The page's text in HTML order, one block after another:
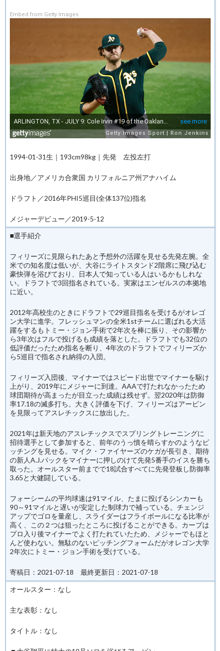
Embed from Getty Images
1994-01-31生｜193cm98kg｜先発 左投左打
出身地／アメリカ合衆国 カリフォルニア州アナハイム
ドラフト／2016年PHI5巡目(全体137位)指名
メジャーデビュー／2019-5-12
■選手紹介
フィリーズに見限られたあと予想外の活躍を見せる先発左腕。全
米での知名度は低いが、大谷にライトスタンド2階席に飛び込む
豪快弾を浴びており、日本人で知っている人はいるかもしれな
い。ドラフトで3回指名されている。実家はエンゼルスの本拠地
に近い。
2012年高校生のときにドラフトで29巡目指名を受けるがオレゴ
ン大学に進学。フレッシュマンの全米1stチームに選ばれる大活
躍をするもトミー・ジョン手術で2年次を棒に振り、その影響か
ら3年次はフルで投げるも成績を落とした。ドラフトでも32位の
低評価だったため指名を断り、4年次のドラフトでフィリーズか
ら5巡目で指名され納得の入団。
フィリーズ入団後、マイナーではスピード出世でマイナーを駆け
上がり、2019年にメジャーに到達。AAAで打たれなかったため
球団期待が高まったが目立った成績は残せず。翌2020年は防御
率17.18の滅多打ち。大きく評価を下げ、フィリーズはアービン
を見限ってアスレチックスに放出した。
2021年は新天地のアスレチックスでスプリングトレーニングに
招待選手として参加すると、前年のうっ憤を晴らすかのようなピ
ッチングを見せる。マイク・ファイヤーズのケガが長引き、期待
の新人A.J.パックをマイナーに押しのけて先発5番手のイスを勝ち
取った。オールスター前までで18試合すべてに先発登板し防御率
3.65と大健闘している。
フォーシームの平均球速は91マイル、たまに投げるシンカーも
90～91マイルと遅いが安定した制球力で補っている。チェンジ
アップでゴロを量産し、スライダーはフライボールになる比率が
高く、この２つは狙ったところに投げることができる。カーブは
プロ入り後マイナーでよく打たれていたため、メジャーでもほと
んど使わない。無駄のないピッチングフォームだがオレゴン大学
2年次にトミー・ジョン手術を受けている。
寄稿日：2021-07-18 最終更新日：2021-07-18
オールスター：なし
主な表彰：なし
タイトル：なし